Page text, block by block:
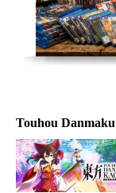
Touhou